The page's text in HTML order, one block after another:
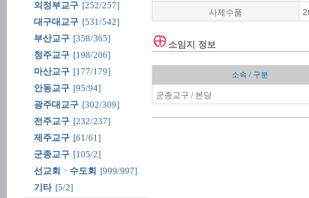
의정부교구 [252/257]
대구대교구 [531/542]
부산교구 [358/365]
청주교구 [198/206]
마산교구 [177/179]
안동교구 [95/94]
광주대교구 [302/309]
전주교구 [232/237]
제주교구 [61/61]
군종교구 [105/2]
선교회ㆍ수도회 [999/997]
기타 [5/2]
사제수품
소임지 정보
소속 / 구분
군종교구 / 본당